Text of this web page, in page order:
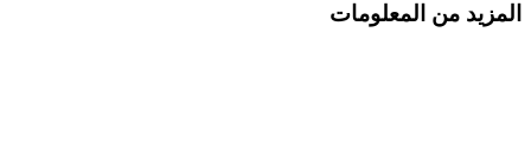
المزيد من المعلومات